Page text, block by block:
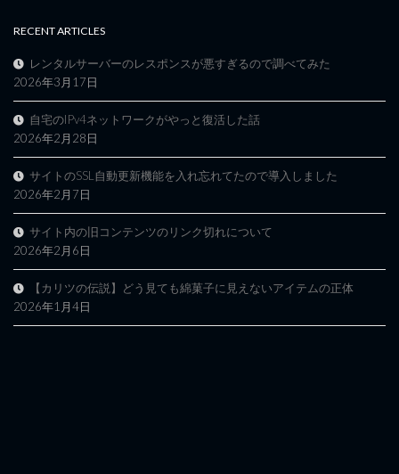
RECENT ARTICLES
レンタルサーバーのレスポンスが悪すぎるので調べてみた
2026年3月17日
自宅のIPv4ネットワークがやっと復活した話
2026年2月28日
サイトのSSL自動更新機能を入れ忘れてたので導入しました
2026年2月7日
サイト内の旧コンテンツのリンク切れについて
2026年2月6日
【カリツの伝説】どう見ても綿菓子に見えないアイテムの正体
2026年1月4日